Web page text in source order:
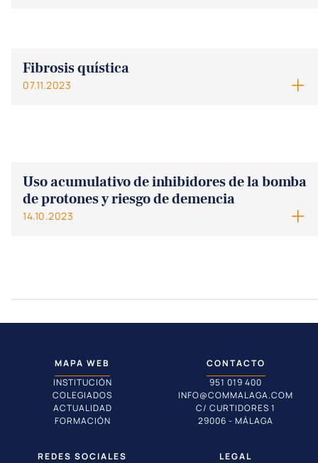
Fibrosis quística
07.11.2023
Uso acumulativo de inhibidores de la bomba
de protones y riesgo de demencia
14.10.2023
MAPA WEB
INSTITUCIÓN
COLEGIADOS
ACTUALIDAD
FORMACIÓN
CONTACTO
951 019 400
INFO@COMMALAGA.COM
C/ CURTIDORES 1
29006 - MÁLAGA
REDES SOCIALES LEGAL